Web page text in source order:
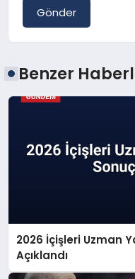
Gönder
Benzer
2026 İçişleri Uzman
Açıklandı